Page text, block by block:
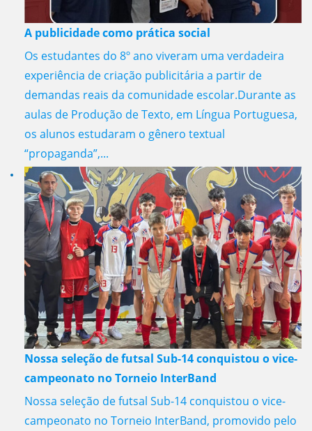
A publicidade como prática social
Os estudantes do 8º ano viveram uma verdadeira
experiência de criação publicitária a partir de
demandas reais da comunidade escolar.Durante as
aulas de Produção de Texto, em Língua Portuguesa,
os alunos estudaram o gênero textual
“propaganda”,...
Nossa seleção de futsal Sub-14 conquistou o vice-
campeonato no Torneio InterBand
Nossa seleção de futsal Sub-14 conquistou o vice-
campeonato no Torneio InterBand, promovido pelo